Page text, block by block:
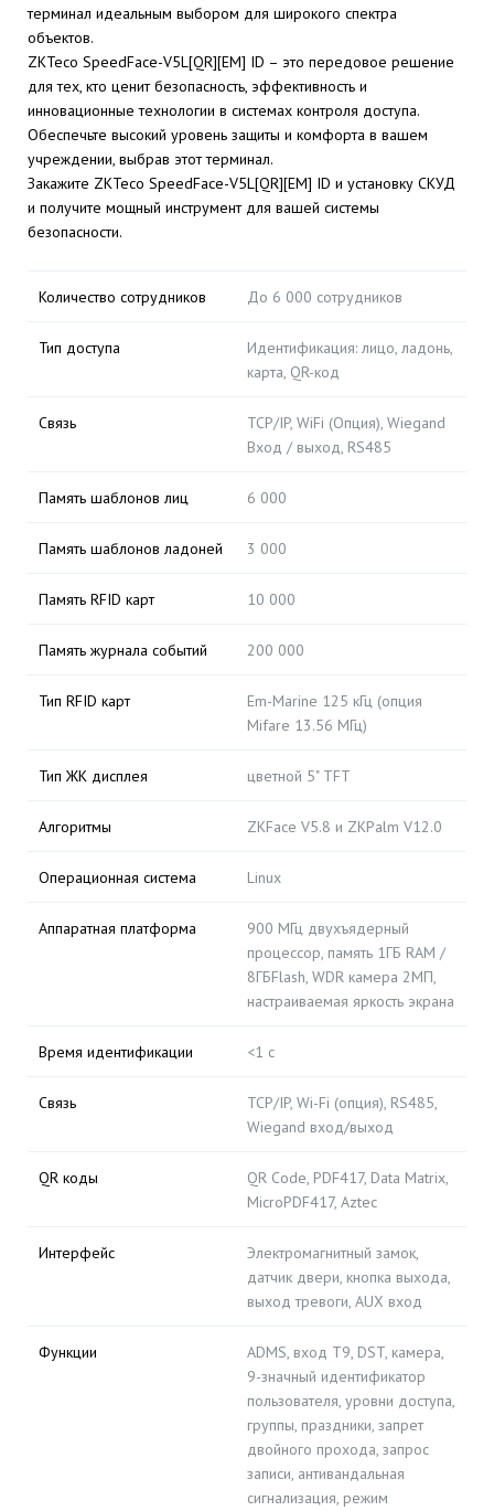
терминал идеальным выбором для широкого спектра
объектов.
ZKTeco SpeedFace-V5L[QR][EM] ID – это передовое решение
для тех, кто ценит безопасность, эффективность и
инновационные технологии в системах контроля доступа.
Обеспечьте высокий уровень защиты и комфорта в вашем
учреждении, выбрав этот терминал.
Закажите ZKTeco SpeedFace-V5L[QR][EM] ID и установку СКУД
и получите мощный инструмент для вашей системы
безопасности.
Количество сотрудников До 6 000 сотрудников
Тип доступа
Идентификация: лицо, ладонь,
карта, QR-код
Связь
TCP/IP, WiFi (Опция), Wiegand
Вход / выход, RS485
Память шаблонов лиц 6 000
Память шаблонов ладоней 3 000
Память RFID карт 10 000
Память журнала событий 200 000
Тип RFID карт
Em-Marine 125 кГц (опция
Mifare 13.56 МГц)
Тип ЖК дисплея цветной 5" TFT
Алгоритмы ZKFace V5.8 и ZKPalm V12.0
Операционная система Linux
Аппаратная платформа
900 МГц двухъядерный
процессор, память 1ГБ RAM /
8ГБFlash, WDR камера 2МП,
настраиваемая яркость экрана
Время идентификации <1 с
Связь
TCP/IP, Wi-Fi (опция), RS485,
Wiegand вход/выход
QR коды
QR Code, PDF417, Data Matrix,
MicroPDF417, Aztec
Интерфейс
Электромагнитный замок,
датчик двери, кнопка выхода,
выход тревоги, AUX вход
Функции
ADMS, вход T9, DST, камера,
9-значный идентификатор
пользователя, уровни доступа,
группы, праздники, запрет
двойного прохода, запрос
записи, антивандальная
сигнализация, режим